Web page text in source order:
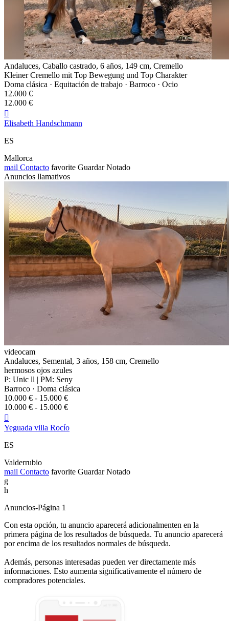
Andaluces, Caballo castrado, 6 años, 149 cm, Cremello
Kleiner Cremello mit Top Bewegung und Top Charakter
Doma clásica · Equitación de trabajo · Barroco · Ocio
12.000 €
12.000 €

Elisabeth Handschmann
ES
Mallorca
mail Contacto favorite Guardar Notado
Anuncios llamativos
videocam
Andaluces, Semental, 3 años, 158 cm, Cremello
hermosos ojos azules
P: Unic ll | PM: Seny
Barroco · Doma clásica
10.000 € - 15.000 €
10.000 € - 15.000 €

Yeguada villa Rocío
ES
Valderrubio
mail Contacto favorite Guardar Notado
g
h
Anuncios-Página 1
Con esta opción, tu anuncio aparecerá adicionalmenten en la
primera página de los resultados de búsqueda. Tu anuncio aparecerá
por encima de los resultados normales de búsqueda.
Además, personas interesadas pueden ver directamente más
informaciones. Esto aumenta significativamente el número de
compradores potenciales.